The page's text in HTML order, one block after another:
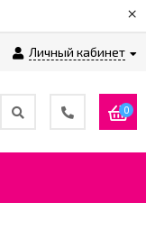
×
Личный кабинет
0